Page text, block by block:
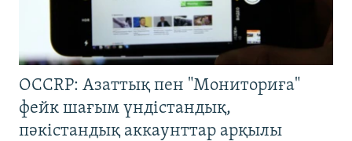
OCCRP: Азаттық пен "Мониториға"
фейк шағым үндістандық,
пәкістандық аккаунттар арқылы